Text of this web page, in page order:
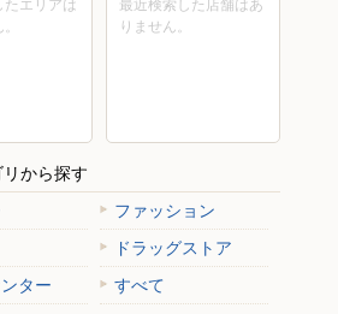
たエリアは
最近検索した店舗はあ
りません。
リから探す
ファッション
ドラッグストア
ター
すべて